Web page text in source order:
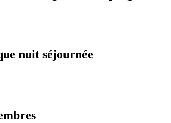
nuit séjournée